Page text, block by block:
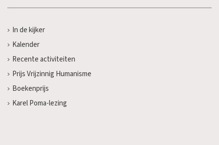
In de kijker
Kalender
Recente activiteiten
Prijs Vrijzinnig Humanisme
Boekenprijs
Karel Poma-lezing